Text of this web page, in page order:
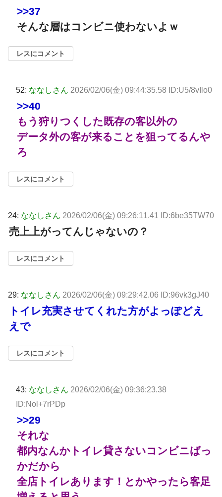
>>37
そんな層はコンビニ使わないよｗ
レスにコメント
52: ななしさん 2026/02/06(金) 09:44:35.58 ID:U5/8vIlo0
>>40
もう狩りつくした既存の客以外の
データ外の客が来ることを狙ってるんや
ろ
レスにコメント
24: ななしさん 2026/02/06(金) 09:26:11.41 ID:6be35TW70
売上上がってんじゃないの？
レスにコメント
29: ななしさん 2026/02/06(金) 09:29:42.06 ID:96vk3gJ40
トイレ充実させてくれた方がよっぽどえ
えで
レスにコメント
43: ななしさん 2026/02/06(金) 09:36:23.38
ID:Nol+7rPDp
>>29
それな
都内なんかトイレ貸さないコンビニばっ
かだから
全店トイレあります！とかやったら客足